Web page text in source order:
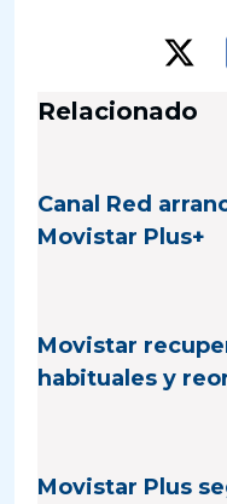
Relacionado
Canal Red
Movistar Plus+
Movistar
habituales y
Movistar Plus